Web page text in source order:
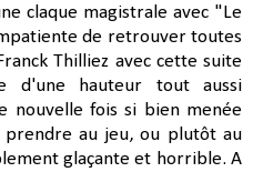
claque magistrale avec "Le
de retrouver toutes
Thilliez avec cette suite
d'une hauteur tout aussi
nouvelle fois si bien menée
prendre au jeu, ou plutôt au
glaçante et horrible. A